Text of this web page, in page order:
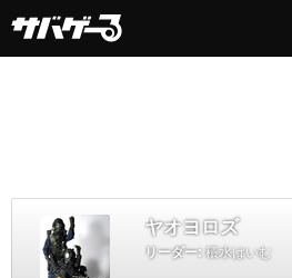
ヤオヨロズ
リーダー: 積水はいむ